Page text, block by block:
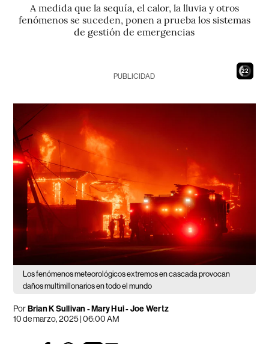
A medida que la sequía, el calor, la lluvia y otros
fenómenos se suceden, ponen a prueba los sistemas
de gestión de emergencias
20
PUBLICIDAD
Los fenómenos meteorológicos extremos en cascada provocan
daños multimillonarios en todo el mundo
PorBrian K Sullivan - Mary Hui - Joe Wertz
10 de marzo, 2025 | 06:00 AM